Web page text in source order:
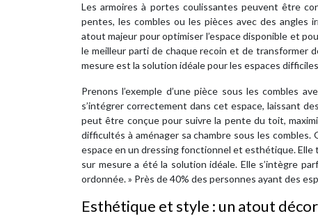
Les armoires à portes coulissantes peuvent être
pentes, les combles ou les pièces avec des angles
atout majeur pour optimiser l’espace disponible et
le meilleur parti de chaque recoin et de transformer
mesure est la solution idéale pour les espaces
Prenons l’exemple d’une pièce sous les combles
s’intégrer correctement dans cet espace, laissant
peut être conçue pour suivre la pente du toit,
difficultés à aménager sa chambre sous les
espace en un dressing fonctionnel et esthétique. Elle
sur mesure a été la solution idéale. Elle s’intègre
ordonnée. » Près de 40% des personnes ayant des
Esthétique et style : un atout